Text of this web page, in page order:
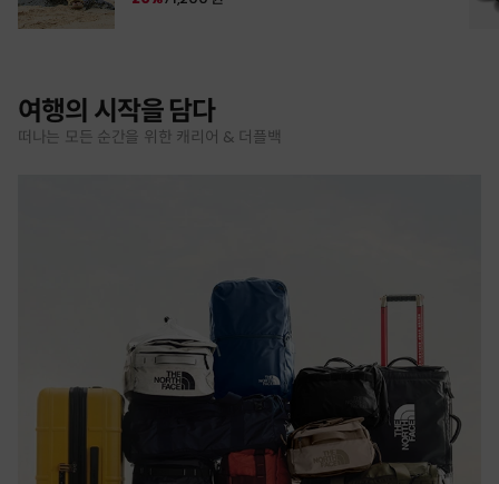
여행의 시작을 담다
떠나는 모든 순간을 위한 캐리어 & 더플백